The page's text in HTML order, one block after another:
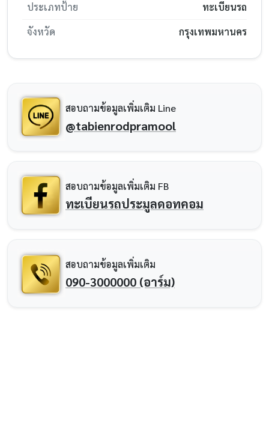
ประเภทป้าย
ทะเบียนรถ
จังหวัด
กรุงเทพมหานคร
สอบถามข้อมูลเพิ่มเติม Line
@tabienrodpramool
สอบถามข้อมูลเพิ่มเติม FB
ทะเบียนรถประมูลดอทคอม
สอบถามข้อมูลเพิ่มเติม
090-3000000 (อาร์ม)